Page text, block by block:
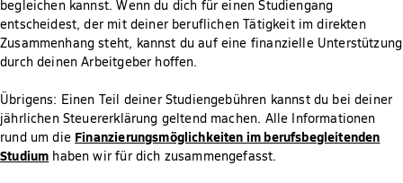
begleichen kannst. Wenn du dich für einen Studiengang
entscheidest, der mit deiner beruflichen Tätigkeit im direkten
Zusammenhang steht, kannst du auf eine finanzielle Unterstützung
durch deinen Arbeitgeber hoffen.
Übrigens: Einen Teil deiner Studiengebühren kannst du bei deiner
jährlichen Steuererklärung geltend machen. Alle Informationen
rund um die Finanzierungsmöglichkeiten im berufsbegleitenden
Studium haben wir für dich zusammengefasst.